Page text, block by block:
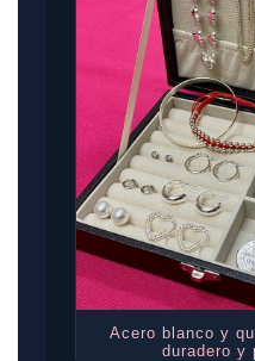
Acero blanco y
duradero y